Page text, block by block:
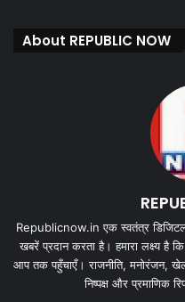
About REPUBLIC NOW
Republicnow.in एक स्वतंत्र
खबरें प्रदान करता है। हमारा लक्ष्य है
आप तक पहुँचाएँ। राजनीति, मनोरंजन,
निष्पक्ष और प्रमाणिक